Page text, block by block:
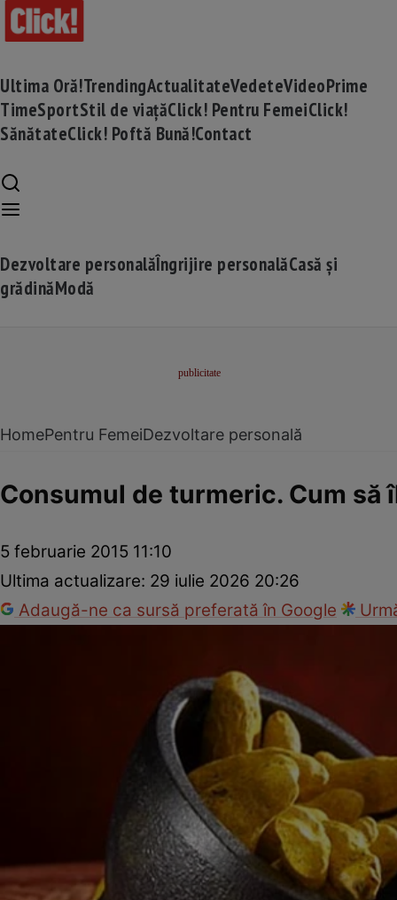
Ultima Oră!TrendingActualitateVedeteVideoPrime
TimeSportStil de viațăClick! Pentru FemeiClick!
SănătateClick! Poftă Bună!Contact
Dezvoltare personalăÎngrijire personalăCasă și
grădinăModă
HomePentru FemeiDezvoltare personală
Consumul de turmeric. Cum
5 februarie 2015 11:10
Ultima actualizare: 29 iulie 2026 20:26
Adaugă-ne ca sursă preferată în Google